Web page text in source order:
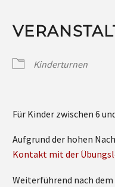
Kinderturnen
Für Kinder zwischen 6
Aufgrund der hohen
Kontakt mit der
Weiterführend nach